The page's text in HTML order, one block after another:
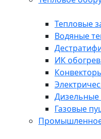
Тепловые
Водяные
ИК
Газовые